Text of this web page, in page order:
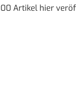
Artikel hier